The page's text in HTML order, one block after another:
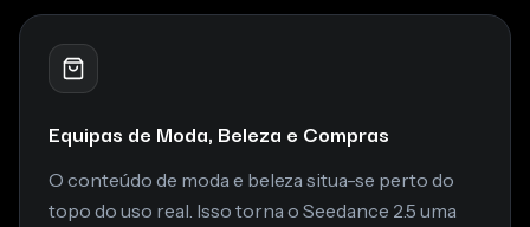
Equipas de Moda, Beleza e Compras
O conteúdo de moda e beleza situa-se perto do
topo do uso real. Isso torna o Seedance 2.5 uma